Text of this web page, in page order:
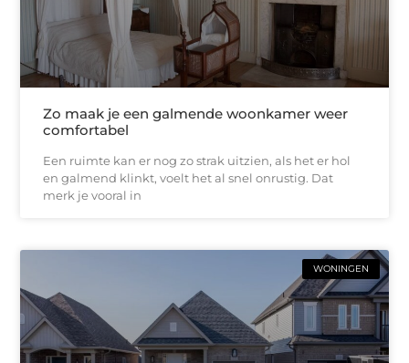
Zo maak je een galmende woonkamer weer
comfortabel
Een ruimte kan er nog zo strak uitzien, als het er hol
en galmend klinkt, voelt het al snel onrustig. Dat
merk je vooral in
WONINGEN